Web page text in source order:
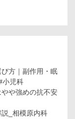
び方｜副作用・眠
児科
やや強めの抗不安
_相模原内科